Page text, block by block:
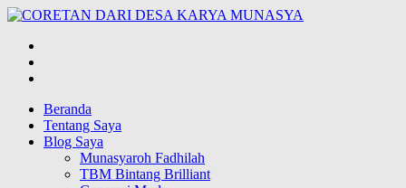
Lompat
konten
Blog Wong Ndeso yang ingin berbagi berbagai hal di sekitarnya
Beranda
Tentang Saya
Blog Saya
Munasyaroh Fadhilah
TBM Bintang Brilliant